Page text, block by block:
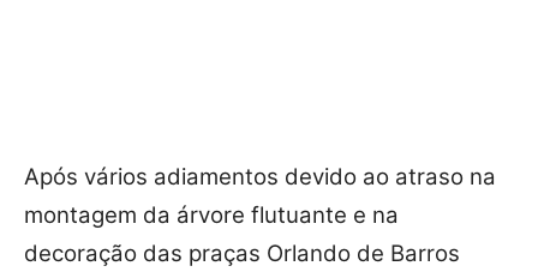
Após vários adiamentos devido ao atraso na
montagem da árvore flutuante e na
decoração das praças Orlando de Barros